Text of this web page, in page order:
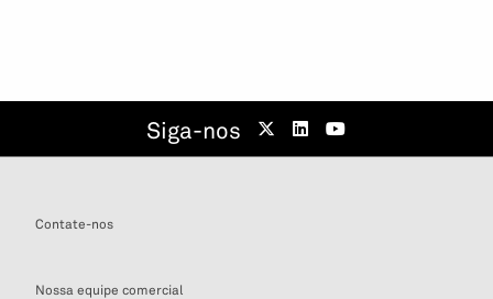
Siga-nos
Contate-nos
Nossa equipe comercial